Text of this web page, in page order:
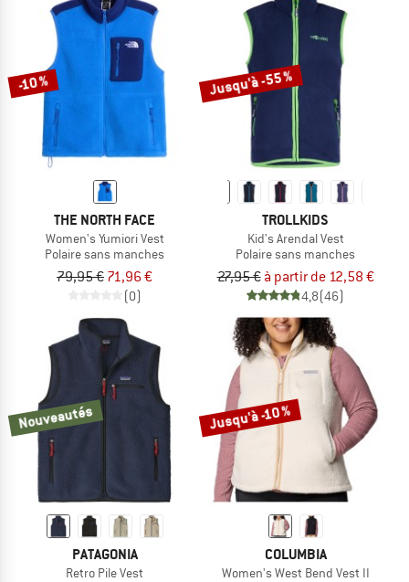
-10 %
THE NORTH FACE
Women's Yumiori Vest
Polaire sans manches
79,95 € 71,96 €
(0)
Jusqu'à -55 %
TROLLKIDS
Kid's Arendal Vest
Polaire sans manches
27,95 € à partir de 12,58 €
4,8(46)
Nouveautés
PATAGONIA
Retro Pile Vest
Jusqu'à -10 %
COLUMBIA
Women's West Bend Vest II